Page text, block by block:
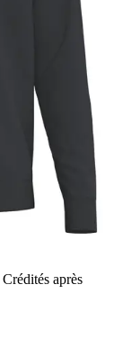
Crédités après